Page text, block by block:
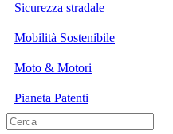
Sicurezza stradale
Mobilità Sostenibile
Moto & Motori
Pianeta Patenti